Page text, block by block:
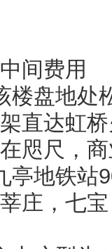
间费用
楼盘地
直达虹
咫尺，
亭地铁
庄，七